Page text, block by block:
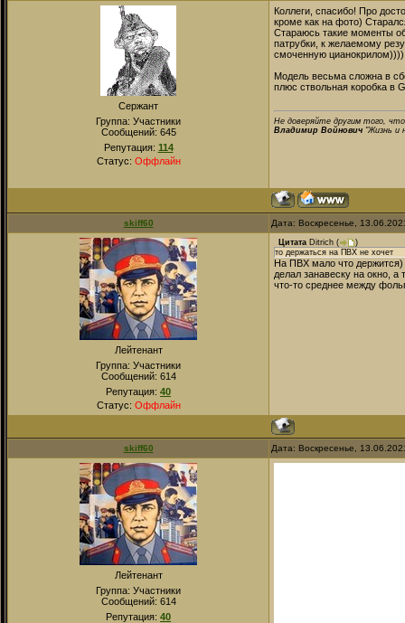
Сержант
Группа: Участники
Сообщений: 645
Репутация: 114
Статус: Оффлайн
Коллеги, спасибо! Про
кроме как на фото)
Стараюсь такие моменты
патрубки, к желаемому
смоченную
Модель весьма сложна в
плюс ствольная коробка в
Не доверяйте другим того,
Владимир Войнович "Жизнь и
skiff60 Дата: Воскресенье,
Лейтенант
Группа: Участники
Сообщений: 614
Репутация: 40
Статус: Оффлайн
Цитата Ditrich (
)
то держаться на ПВХ не хочет
На ПВХ мало что держится)
делал занавеску на окно,
что-то среднее между
skiff60 Дата: Воскресенье,
Лейтенант
Группа: Участники
Сообщений: 614
Репутация: 40